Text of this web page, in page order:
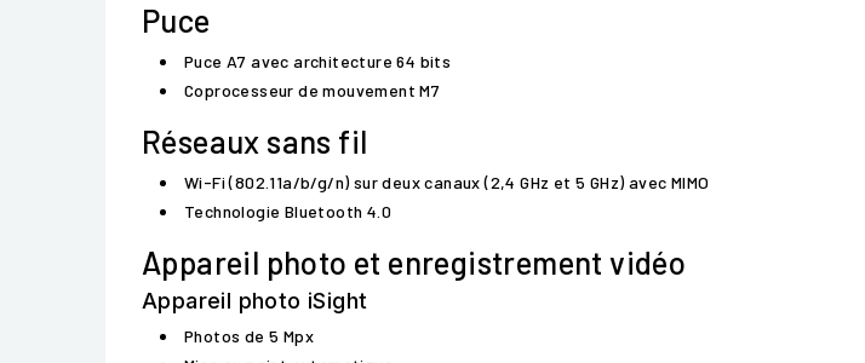
Puce
Puce A7 avec architecture 64 bits
Coprocesseur de mouvement M7
Réseaux sans fil
Wi-Fi (802.11a/b/g/n) sur deux canaux (2,4 GHz et 5 GHz) avec MIMO
Technologie Bluetooth 4.0
Appareil photo et enregistrement vidéo
Appareil photo iSight
Photos de 5 Mpx